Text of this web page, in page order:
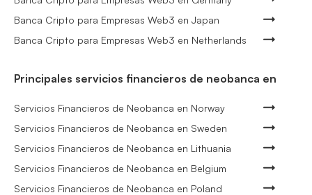
Banca Cripto para Empresas Web3 en Japan
Banca Cripto para Empresas Web3 en Netherlands
Principales servicios financieros de neobanca en
Servicios Financieros de Neobanca en Norway
Servicios Financieros de Neobanca en Sweden
Servicios Financieros de Neobanca en Lithuania
Servicios Financieros de Neobanca en Belgium
Servicios Financieros de Neobanca en Poland